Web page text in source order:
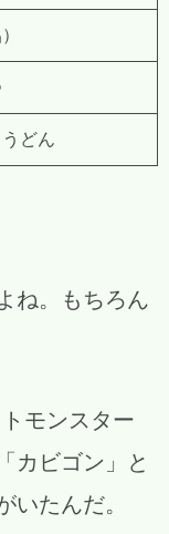
）
どん
ね。もちろん
モンスター
カビゴン」と
いたんだ。